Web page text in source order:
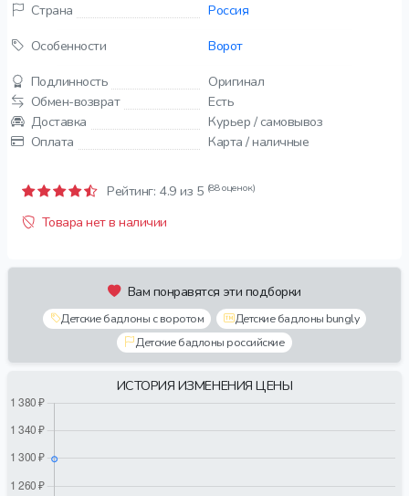
Страна
Россия
Особенности
Ворот
Подлинность
Оригинал
Обмен-возврат
Есть
Доставка
Курьер / самовывоз
Оплата
Карта / наличные
Рейтинг: 4.9 из 5 (88 оценок)
Товара нет в наличии
Вам понравятся эти подборки
Детские бадлоны с воротом
Детские бадлоны bungly
Детские бадлоны российские
ИСТОРИЯ ИЗМЕНЕНИЯ ЦЕНЫ